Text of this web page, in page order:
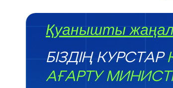
Қуанышты
БІЗДІҢ КУРСТАР
АҒАРТУ